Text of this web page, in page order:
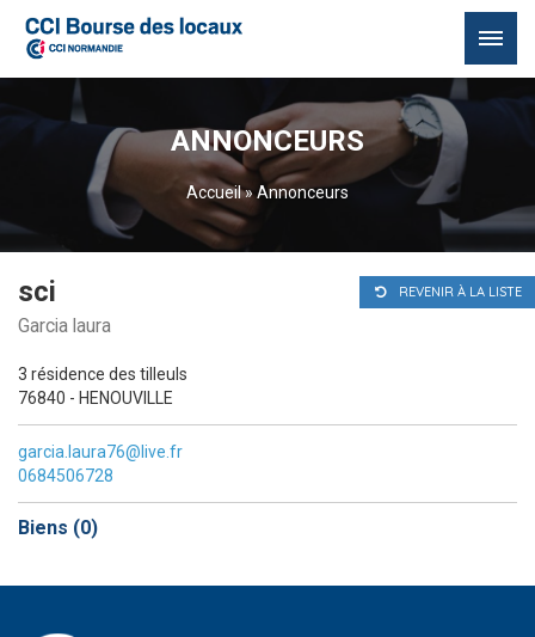
ANNONCEURS
Accueil»Annonceurs
REVENIR À LA LISTE
sci
Garcia laura
3 résidence des tilleuls
76840 - HENOUVILLE
garcia.laura76@live.fr
0684506728
Biens (0)